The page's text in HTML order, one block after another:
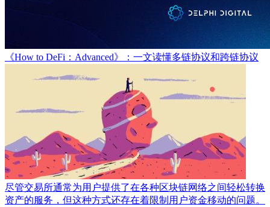
《How to DeFi：Advanced》：一文读懂多链协议和跨链协议
尽管交易所通常为用户提供了在各种区块链网络之间轻松转换
资产的服务，但这种方式还存在着限制用户资金移动的问题。